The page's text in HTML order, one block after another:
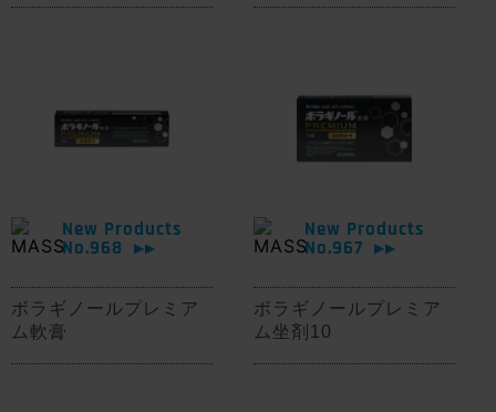
New Products
No.968
▶▶
ボラギノールプレミア
ム軟膏
New Products
No.967
▶▶
ボラギノールプレミア
ム坐剤10